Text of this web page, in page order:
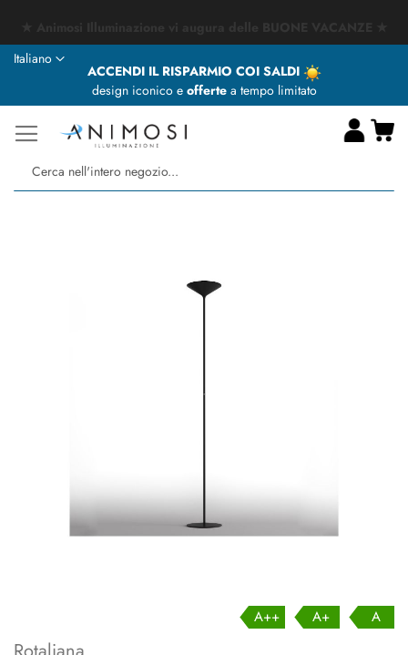
ACCENDI IL RISPARMIO COI SALDI
design iconico e offertea tempo limitato
Lingua
Italiano
A++ A+ A